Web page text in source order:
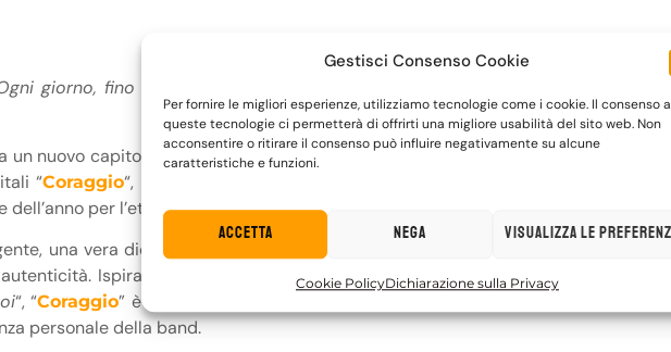
Gestisci Consenso Cookie
Per fornire le migliori esperienze, utilizziamo tecnologie come i cookie. Il consenso a
queste tecnologie ci permetterà di offrirti una migliore usabilità del sito web. Non
acconsentire o ritirare il consenso può influire negativamente su alcune
caratteristiche e funzioni.
Accetta Nega Visualizza le
Cookie PolicyDichiarazione sulla Privacy
giorno, fino a quando lotterò, avrò un motivo. Non è un miraggio, mi
un nuovo capitolo nella storia musicale dei The Sun: è finalmente disponibile
“Coraggio“, il loro attesissimo singolo che anticipa il prossimo album di
dell’anno per l’etichettaLa Gloria.
una vera dichiarazione di intenti che celebra il coraggio di affrontare la
Ispirato alla frase di Sant’Agostino: “Non c’è nulla di più potente
“, “Coraggio” è una confessione, un inno di consapevolezza e rinascita che
personale della band.